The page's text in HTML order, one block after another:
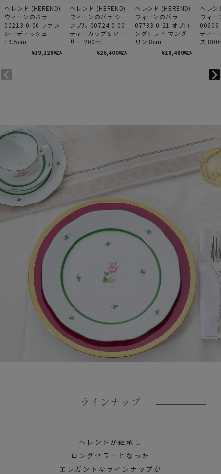
ヘレンド (HEREND)
ウィーンのバラ
00213-0-00 ファン
シーディッシュ
19.5cm
¥19,228税込
ヘレンド (HEREND)
ウィーンのバラ シ
ンプル 00724-0-00
ティーカップ＆ソー
サー 200ml
¥26,400税込
ヘレンド (HEREND)
ウィーンのバラ
07733-0-21 オブロ
ングトレイ マンダ
リン 8cm
¥18,480税込
ヘレン
ウィー
ティー
ズ
ラインナップ
ヘレンドが継承し
ロングセラーとなった
エレガントなラインナップが